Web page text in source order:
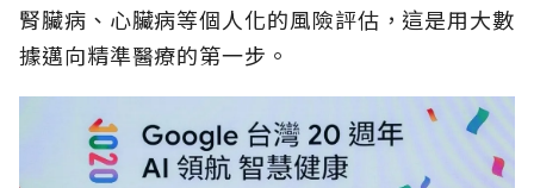
腎臟病、心臟病等個人化的風險評估，這是用大數
據邁向精準醫療的第一步。